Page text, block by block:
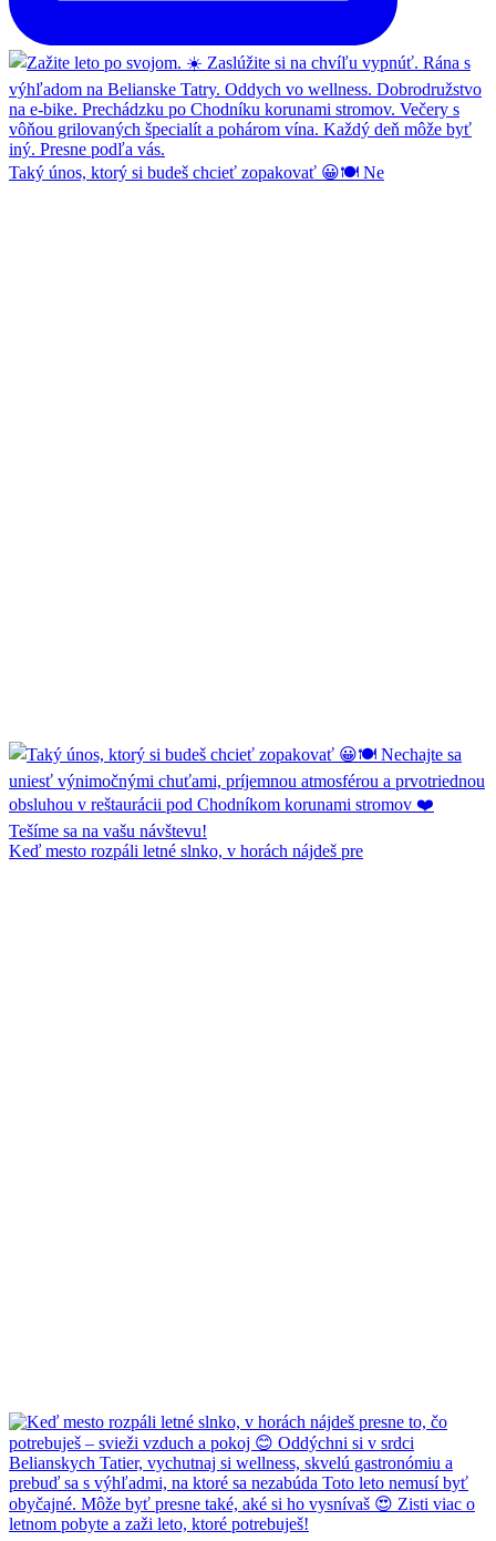
Taký únos, ktorý si budeš chcieť zopakovať 😀🍽️ Ne
Keď mesto rozpáli letné slnko, v horách nájdeš pre